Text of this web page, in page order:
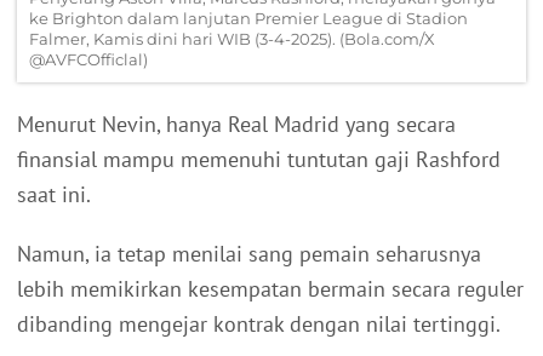
ke Brighton dalam lanjutan Premier League di Stadion
Falmer, Kamis dini hari WIB (3-4-2025). (Bola.com/X
@AVFCOfficlal)
Menurut Nevin, hanya Real Madrid yang secara
finansial mampu memenuhi tuntutan gaji Rashford
saat ini.
Namun, ia tetap menilai sang pemain seharusnya
lebih memikirkan kesempatan bermain secara reguler
dibanding mengejar kontrak dengan nilai tertinggi.